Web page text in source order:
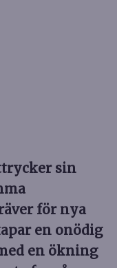
sin
för nya
en onödig
en ökning